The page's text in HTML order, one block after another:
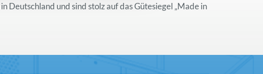
und sind stolz auf das Gütesiegel „Made in